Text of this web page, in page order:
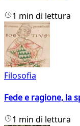
1 min di lettura
Filosofia
Fede e ragione, la
1 min di lettura